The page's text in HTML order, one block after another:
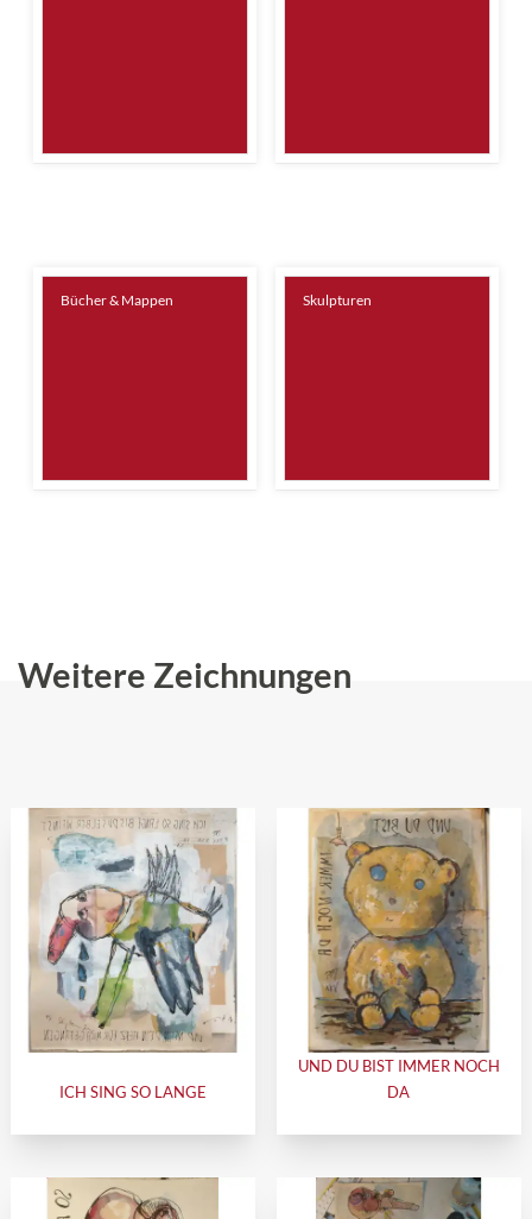
Bücher & Mappen Skulpturen
Weitere Zeichnungen
ICH SING SO LANGE
UND DU BIST IMMER NOCH
DA